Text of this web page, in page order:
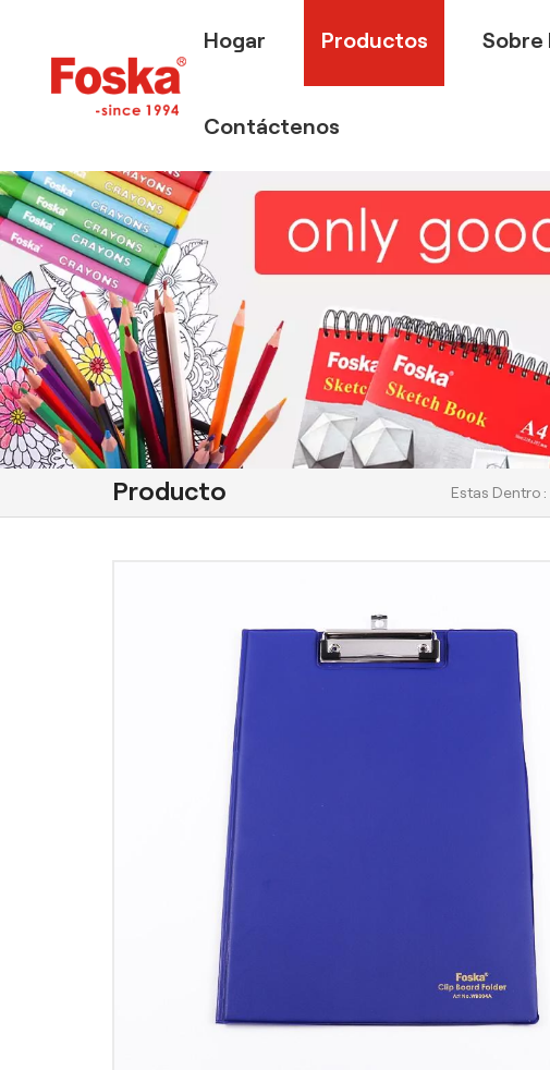
Hogar Productos Sobre
Contáctenos
Producto Estas Dentro :